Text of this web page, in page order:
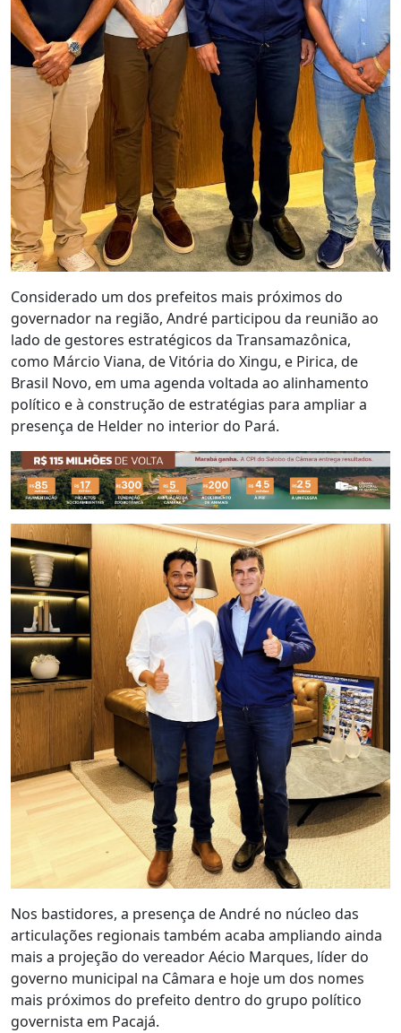
Considerado um dos prefeitos mais próximos do
governador na região, André participou da reunião ao
lado de gestores estratégicos da Transamazônica,
como Márcio Viana, de Vitória do Xingu, e Pirica, de
Brasil Novo, em uma agenda voltada ao alinhamento
político e à construção de estratégias para ampliar a
presença de Helder no interior do Pará.
Nos bastidores, a presença de André no núcleo das
articulações regionais também acaba ampliando ainda
mais a projeção do vereador Aécio Marques, líder do
governo municipal na Câmara e hoje um dos nomes
mais próximos do prefeito dentro do grupo político
governista em Pacajá.